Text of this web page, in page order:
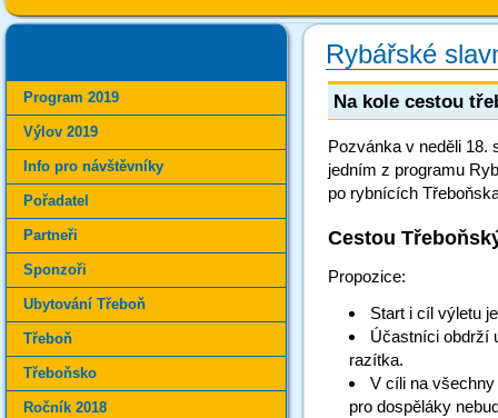
Rybářské
Na kole cestou
Pozvánka v neděli 18.
jedním z programu
po rybnících
Cestou
Propozice:
Start i cíl výletu
Účastníci obdrží
razítka.
V cíli na
pro dospěláky
Program 2019
Výlov 2019
Info pro návštěvníky
Pořadatel
Partneři
Sponzoři
Ubytování Třeboň
Třeboň
Třeboňsko
Ročník 2018